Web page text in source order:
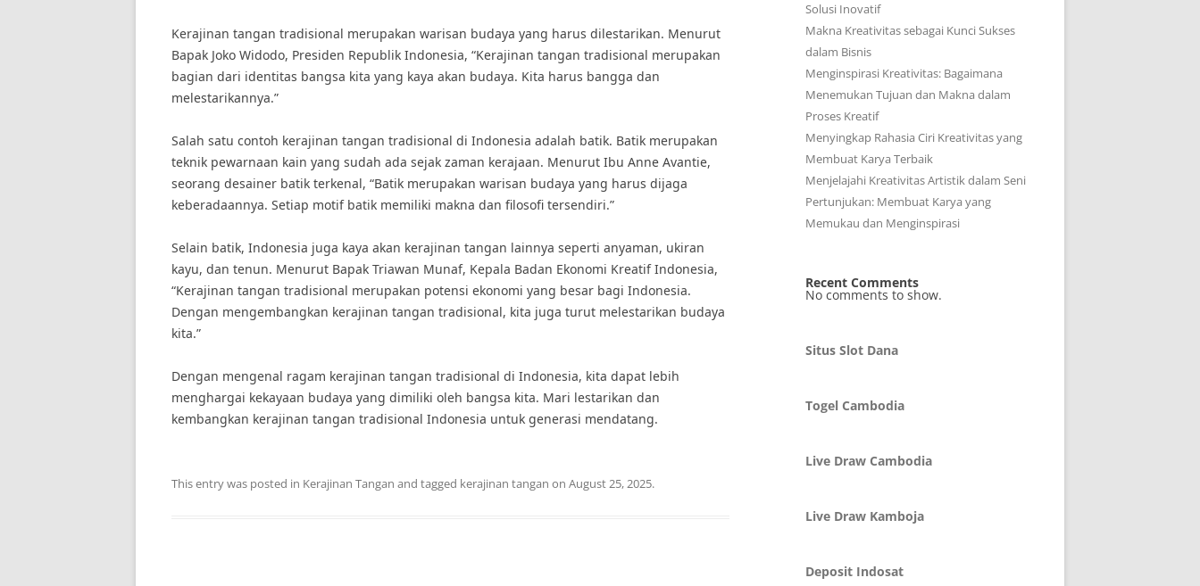
Kerajinan tangan tradisional merupakan warisan budaya yang harus dilestarikan. Menurut
Bapak Joko Widodo, Presiden Republik Indonesia, “Kerajinan tangan tradisional merupakan
bagian dari identitas bangsa kita yang kaya akan budaya. Kita harus bangga dan
melestarikannya.”
Salah satu contoh kerajinan tangan tradisional di Indonesia adalah batik. Batik merupakan
teknik pewarnaan kain yang sudah ada sejak zaman kerajaan. Menurut Ibu Anne Avantie,
seorang desainer batik terkenal, “Batik merupakan warisan budaya yang harus dijaga
keberadaannya. Setiap motif batik memiliki makna dan filosofi tersendiri.”
Selain batik, Indonesia juga kaya akan kerajinan tangan lainnya seperti anyaman, ukiran
kayu, dan tenun. Menurut Bapak Triawan Munaf, Kepala Badan Ekonomi Kreatif Indonesia,
“Kerajinan tangan tradisional merupakan potensi ekonomi yang besar bagi Indonesia.
Dengan mengembangkan kerajinan tangan tradisional, kita juga turut melestarikan budaya
kita.”
Dengan mengenal ragam kerajinan tangan tradisional di Indonesia, kita dapat lebih
menghargai kekayaan budaya yang dimiliki oleh bangsa kita. Mari lestarikan dan
kembangkan kerajinan tangan tradisional Indonesia untuk generasi mendatang.
This entry was posted in Kerajinan Tangan and tagged kerajinan tangan on August 25, 2025.
Solusi Inovatif
Makna Kreativitas sebagai Kunci Sukses
dalam Bisnis
Menginspirasi Kreativitas: Bagaimana
Menemukan Tujuan dan Makna dalam
Proses Kreatif
Menyingkap Rahasia Ciri Kreativitas yang
Membuat Karya Terbaik
Menjelajahi Kreativitas Artistik dalam Seni
Pertunjukan: Membuat Karya yang
Memukau dan Menginspirasi
Recent Comments
No comments to show.
Situs Slot Dana
Togel Cambodia
Live Draw Cambodia
Live Draw Kamboja
Deposit Indosat